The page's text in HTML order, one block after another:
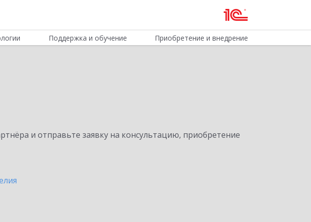
Поддержка и обучение Приобретение и внедрение
и отправьте заявку на консультацию, приобретение